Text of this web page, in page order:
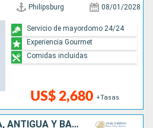
Philipsburg 08/01/2028
US$ 2,680 +Tasas
Servicio de mayordomo 24/24
Experiencia Gourmet
Comidas incluidas
SAN MARTÍN, FRANCIA, ANTIGUA Y BARBUDA,